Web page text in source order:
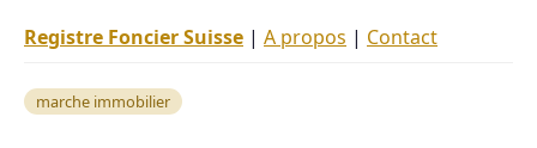
Registre Foncier Suisse | A propos | Contact
marche immobilier